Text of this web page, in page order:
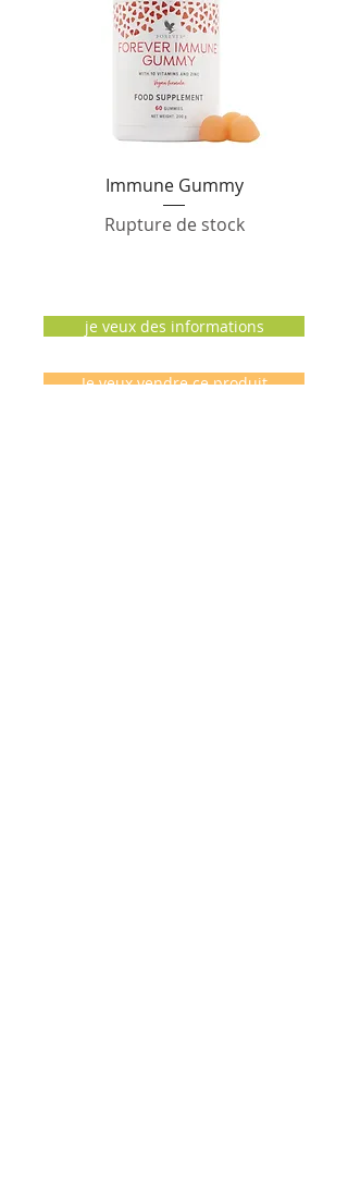
Immune Gummy
Rupture de stock
je veux des informations
Je veux vendre ce produit